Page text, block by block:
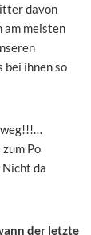
davon
am meisten
bei ihnen so
Po
da
der letzte